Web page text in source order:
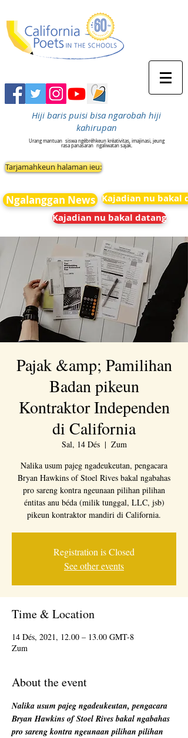
Hiji baris puisi bisa ngarobah hiji
kahirupan
Urang mantuan siswa ngébréhkeun kréativitas, imajinasi, jeung
rasa panasaran ngaliwatan sajak.
Tarjamahkeun halaman ieu:
Ngalanggan News Kajadian nu bakal
Kajadian nu bakal datang
Pajak &amp; Pamilihan
Badan pikeun
Kontraktor Independen
di California
Sal, 14 Dés
  |
Zum
Nalika usum pajeg ngadeukeutan, pengacara
Bryan Hawkins of Stoel Rives bakal ngabahas
pro sareng kontra ngeunaan pilihan pilihan
éntitas anu béda (milik tunggal, LLC, jsb)
pikeun kontraktor mandiri di California.
Registration is Closed
See other events
Time & Location
14 Dés, 2021, 12.00 – 13.00 GMT-8
Zum
About the event
Nalika usum pajeg ngadeukeutan, pengacara
Bryan Hawkins of Stoel Rives bakal ngabahas
pro sareng kontra ngeunaan pilihan pilihan